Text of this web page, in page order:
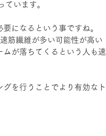
います。
になるという事ですね。
筋繊維が多い可能性が高い
が落ちてくるという人も速
を行うことでより有効なト